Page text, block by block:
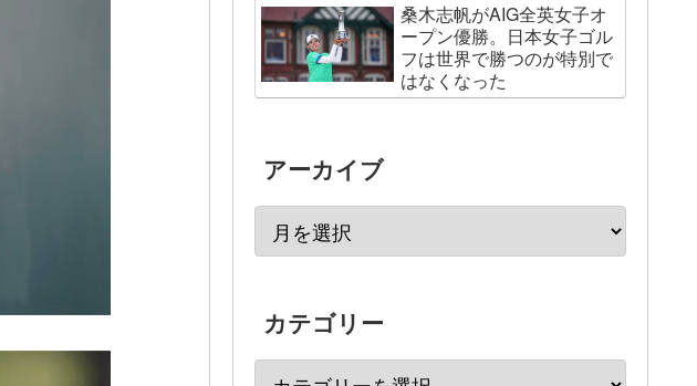
桑木志帆がAIG全英女子オ
ープン優勝。日本女子ゴル
フは世界で勝つのが特別で
はなくなった
アーカイブ
カテゴリー